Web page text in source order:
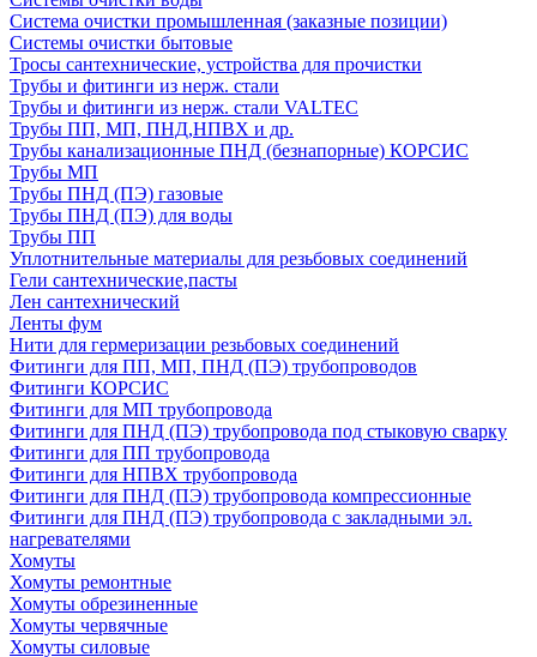
Система очистки промышленная (заказные позиции)
Системы очистки бытовые
Тросы сантехнические, устройства для прочистки
Трубы и фитинги из нерж. стали
Трубы и фитинги из нерж. стали VALTEC
Трубы ПП, МП, ПНД,НПВХ и др.
Трубы канализационные ПНД (безнапорные) КОРСИС
Трубы МП
Трубы ПНД (ПЭ) газовые
Трубы ПНД (ПЭ) для воды
Трубы ПП
Уплотнительные материалы для резьбовых соединений
Гели сантехнические,пасты
Лен сантехнический
Ленты фум
Нити для гермеризации резьбовых соединений
Фитинги для ПП, МП, ПНД (ПЭ) трубопроводов
Фитинги КОРСИС
Фитинги для МП трубопровода
Фитинги для ПНД (ПЭ) трубопровода под стыковую сварку
Фитинги для ПП трубопровода
Фитинги для НПВХ трубопровода
Фитинги для ПНД (ПЭ) трубопровода компрессионные
Фитинги для ПНД (ПЭ) трубопровода с закладными эл.
нагревателями
Хомуты
Хомуты ремонтные
Хомуты обрезиненные
Хомуты червячные
Хомуты силовые